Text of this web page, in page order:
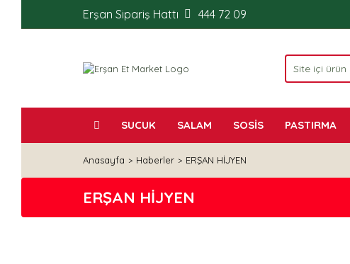
Erşan Sipariş Hattı 444 72 09
SUCUK SALAM SOSİS PASTIRMA
Anasayfa Haberler ERŞAN HİJYEN
ERŞAN HİJYEN